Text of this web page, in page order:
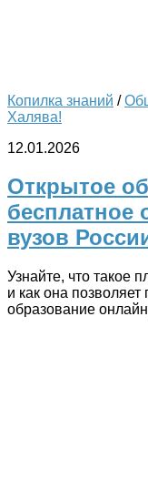
Копилка знаний /
Халява!
12.01.2026
Открытое
бесплатное
вузов
Узнайте, что такое
и как она
образование